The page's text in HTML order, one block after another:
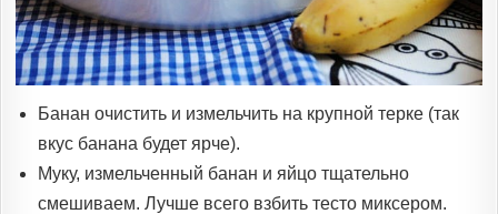
Банан очистить и измельчить на крупной терке (так
вкус банана будет ярче).
Муку, измельченный банан и яйцо тщательно
смешиваем. Лучше всего взбить тесто миксером.